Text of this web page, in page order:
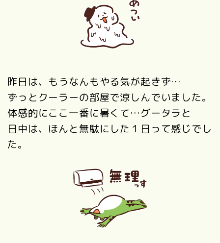
昨日は、もうなんもやる気が起きず…
ずっとクーラーの部屋で涼しんでいました。
体感的にここ一番に暑くて…グータラと
日中は、ほんと無駄にした１日って感じでし
た。